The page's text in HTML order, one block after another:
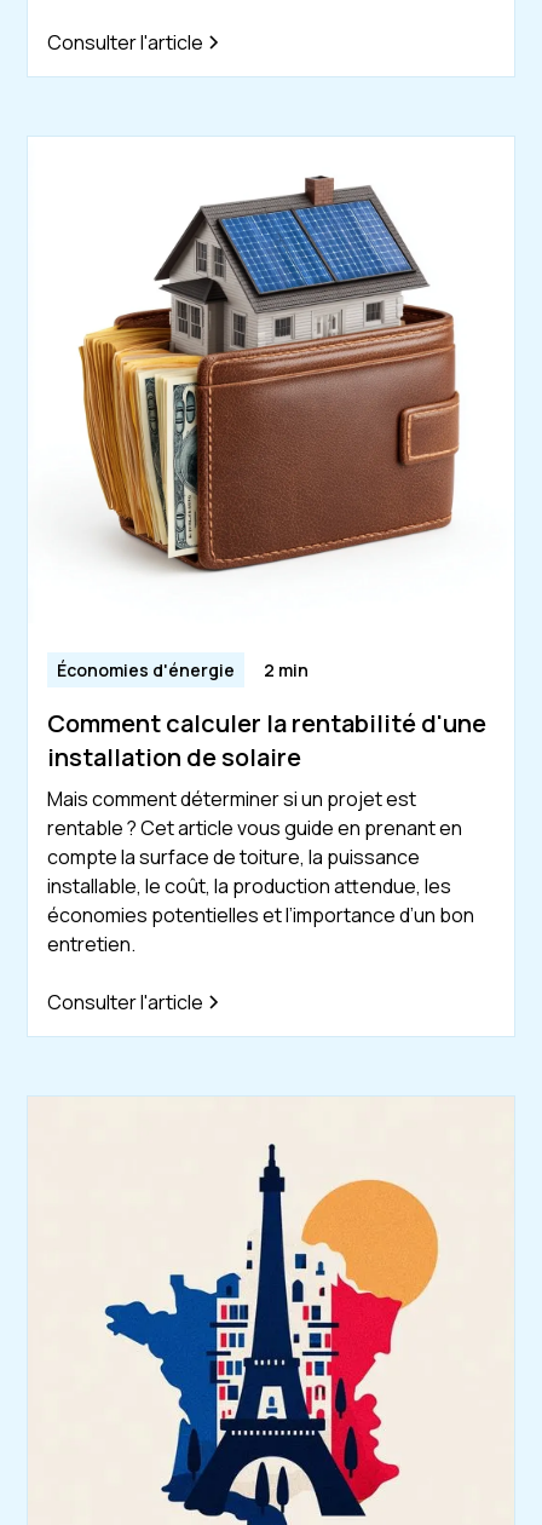
Consulter l'article
Économies d'énergie 2 min
Comment calculer la rentabilité d'une
installation de solaire
Mais comment déterminer si un projet est
rentable ? Cet article vous guide en prenant en
compte la surface de toiture, la puissance
installable, le coût, la production attendue, les
économies potentielles et l’importance d’un bon
entretien.
Consulter l'article